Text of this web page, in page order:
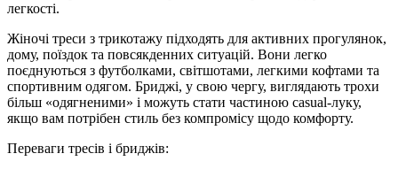
легкості.
Жіночі треси з трикотажу підходять для активних прогулянок,
дому, поїздок та повсякденних ситуацій. Вони легко
поєднуються з футболками, світшотами, легкими кофтами та
спортивним одягом. Бриджі, у свою чергу, виглядають трохи
більш «одягненими» і можуть стати частиною casual-луку,
якщо вам потрібен стиль без компромісу щодо комфорту.
Переваги тресів і бриджів: